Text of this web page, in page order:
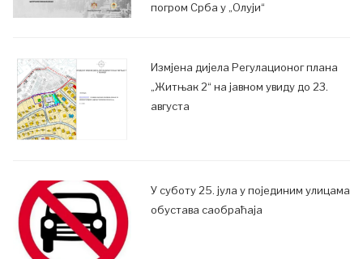
погром Срба у „Олуји“
Измјена дијела Регулационог плана
„Житњак 2“ на јавном увиду до 23.
августа
У суботу 25. јула у појединим улицама
обустава саобраћаја